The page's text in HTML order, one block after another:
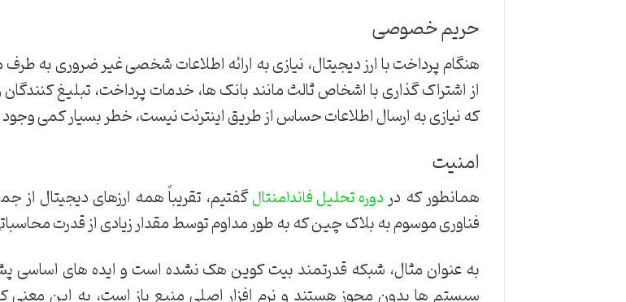
حریم خصوصی
هنگام پرداخت با ارز دیجیتال، نیازی به ارائه اطلاعات شخصی غیر ضروری به
از اشتراک گذاری با اشخاص ثالث مانند بانک ها، خدمات پرداخت، تبلیغ
که نیازی به ارسال اطلاعات حساس از طریق اینترنت نیست، خطر بسیار کمی
امنیت
همانطور که دردوره تحلیل فاندامنتالگفتیم، تقریباً همه ارزهای دیجیتال از
فناوری موسوم به بلاک چین که به طور مداوم توسط مقدار زیادی از قدرت
به عنوان مثال، شبکه قدرتمند بیت کوین هک نشده است و ایده های اساسی